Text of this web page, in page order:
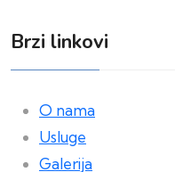
Brzi linkovi
O nama
Usluge
Galerija